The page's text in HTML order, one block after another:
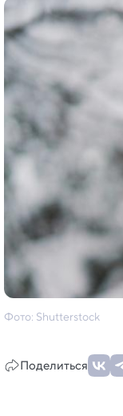
Фото: Shutterstock
Поделиться